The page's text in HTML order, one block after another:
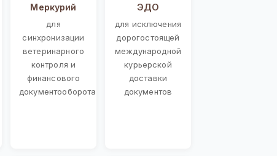
Меркурий
для
синхронизации
ветеринарного
контроля и
финансового
документооборота
ЭДО
для исключения
дорогостоящей
международной
курьерской
доставки
документов